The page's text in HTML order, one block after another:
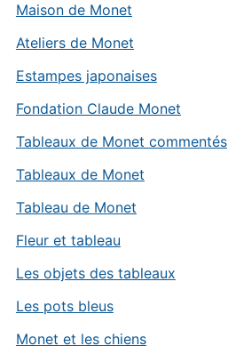
Maison de Monet
Ateliers de Monet
Estampes japonaises
Fondation Claude Monet
Tableaux de Monet commentés
Tableaux de Monet
Tableau de Monet
Fleur et tableau
Les objets des tableaux
Les pots bleus
Monet et les chiens